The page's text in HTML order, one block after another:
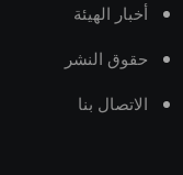
أخبار الهيئة
حقوق النشر
الاتصال بنا